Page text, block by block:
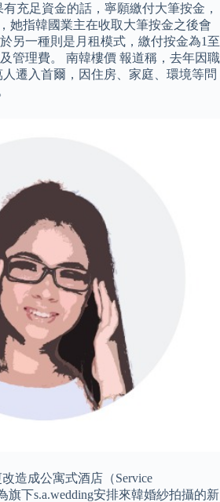
充足資金的話，寧願繳付大筆按金，
她指韓國業主在收取大筆按金之後會
另一種則是月租模式，繳付按金為1至
管理費。 南韓樓價 報道稱，去年因職
遷入首爾，因住房、家庭、環境等問
造成公寓式酒店（Service
旗下s.a.wedding安排來韓婚紗拍攝的新